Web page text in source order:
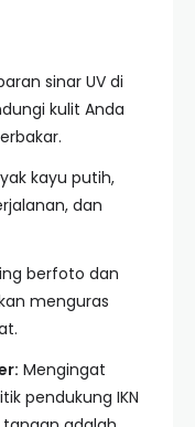
sinar UV di
kulit Anda
kayu putih,
dan
berfoto dan
menguras
Mengingat
pendukung IKN